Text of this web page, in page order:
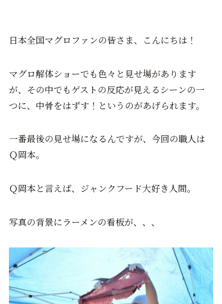
日本全国マグロファンの皆さま、こんにちは！
マグロ解体ショーでも色々と見せ場があります
が、その中でもゲストの反応が見えるシーンの一
つに、中骨をはずす！というのがあげられます。
一番最後の見せ場になるんですが、今回の職人は
Ｑ岡本。
Ｑ岡本と言えば、ジャンクフード大好き人間。
写真の背景にラーメンの看板が、、、